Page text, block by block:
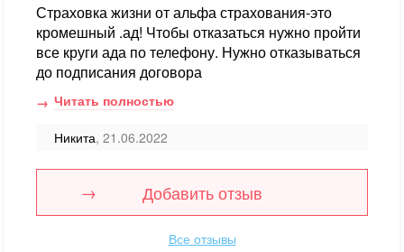
Страховка жизни от альфа страхования-это
кромешный .ад! Чтобы отказаться нужно пройти
все круги ада по телефону. Нужно отказываться
до подписания договора
Читать полностью
Никита, 21.06.2022
Добавить отзыв
Все отзывы